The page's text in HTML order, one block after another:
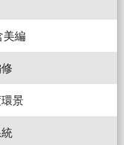
美編
景